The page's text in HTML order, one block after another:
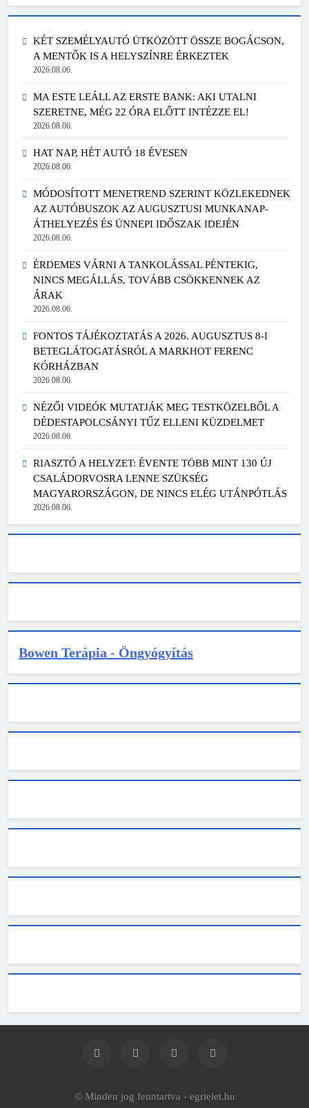
KÉT SZEMÉLYAUTÓ ÜTKÖZÖTT ÖSSZE BOGÁCSON,
A MENTŐK IS A HELYSZÍNRE ÉRKEZTEK
2026.08.06.
MA ESTE LEÁLL AZ ERSTE BANK: AKI UTALNI
SZERETNE, MÉG 22 ÓRA ELŐTT INTÉZZE EL!
2026.08.06.
HAT NAP, HÉT AUTÓ 18 ÉVESEN
2026.08.06.
MÓDOSÍTOTT MENETREND SZERINT KÖZLEKEDNEK
AZ AUTÓBUSZOK AZ AUGUSZTUSI MUNKANAP-
ÁTHELYEZÉS ÉS ÜNNEPI IDŐSZAK IDEJÉN
2026.08.06.
ÉRDEMES VÁRNI A TANKOLÁSSAL PÉNTEKIG,
NINCS MEGÁLLÁS, TOVÁBB CSÖKKENNEK AZ
ÁRAK
2026.08.06.
FONTOS TÁJÉKOZTATÁS A 2026. AUGUSZTUS 8-I
BETEGLÁTOGATÁSRÓL A MARKHOT FERENC
KÓRHÁZBAN
2026.08.06.
NÉZŐI VIDEÓK MUTATJÁK MEG TESTKÖZELBŐL A
DÉDESTAPOLCSÁNYI TŰZ ELLENI KÜZDELMET
2026.08.06.
RIASZTÓ A HELYZET: ÉVENTE TÖBB MINT 130 ÚJ
CSALÁDORVOSRA LENNE SZÜKSÉG
MAGYARORSZÁGON, DE NINCS ELÉG UTÁNPÓTLÁS
2026.08.06.
Bowen Terápia - Öngyógyítás
© Minden jog fenntartva - egrielet.hu